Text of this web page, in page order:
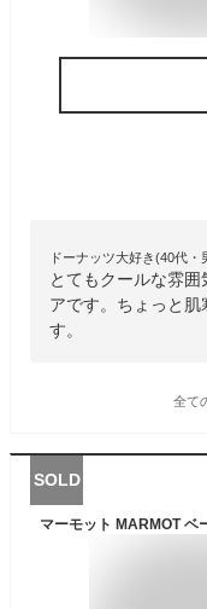
ドーナッツ大好き(40代・
とてもクールな雰
アです。ちょっと
す。
全て
SOLD